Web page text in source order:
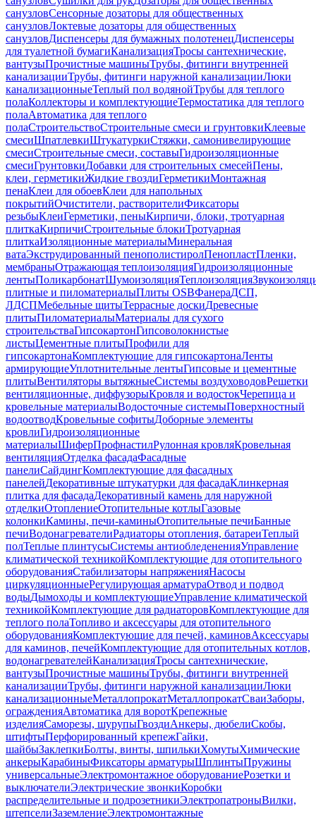
санузловСенсорные дозаторы для общественных
санузловЛоктевые дозаторы для общественных
санузловДиспенсеры для бумажных полотенецДиспенсеры
для туалетной бумагиКанализацияТросы сантехнические,
вантузыПрочистные машиныТрубы, фитинги внутренней
канализацииТрубы, фитинги наружной канализацииЛюки
канализационныеТеплый пол водянойТрубы для теплого
полаКоллекторы и комплектующиеТермостатика для теплого
полаАвтоматика для теплого
полаСтроительствоСтроительные смеси и грунтовкиКлеевые
смесиШпатлевкиШтукатуркиСтяжки, самонивелирующие
смесиСтроительные смеси, составыГидроизоляционные
смесиГрунтовкиДобавки для строительных смесейПены,
клеи, герметикиЖидкие гвоздиГерметикиМонтажная
пенаКлеи для обоевКлеи для напольных
покрытийОчистители, растворителиФиксаторы
резьбыКлеиГерметики, пеныКирпичи, блоки, тротуарная
плиткаКирпичиСтроительные блокиТротуарная
плиткаИзоляционные материалыМинеральная
ватаЭкструдированный пенополистиролПенопластПленки,
мембраныОтражающая теплоизоляцияГидроизоляционные
лентыПоликарбонатШумоизоляцияТеплоизоляция
плитные и пиломатериалыПлиты OSBФанераДСП,
ЛДСПМебельные щитыТеррасные доскиДревесные
плитыПиломатериалыМатериалы для сухого
строительстваГипсокартонГипсоволокнистые
листыЦементные плитыПрофили для
гипсокартонаКомплектующие для гипсокартонаЛенты
армирующиеУплотнительные лентыГипсовые и цементные
плитыВентиляторы вытяжныеСистемы воздуховодовРешетки
вентиляционные, диффузорыКровля и водостокЧерепица и
кровельные материалыВодосточные системыПоверхностный
водоотводКровельные софитыДоборные элементы
кровлиГидроизоляционные
материалыШиферПрофнастилРулонная кровляКровельная
вентиляцияОтделка фасадаФасадные
панелиСайдингКомплектующие для фасадных
панелейДекоративные штукатурки для фасадаКлинкерная
плитка для фасадаДекоративный камень для наружной
отделкиОтоплениеОтопительные котлыГазовые
колонкиКамины, печи-каминыОтопительные печиБанные
печиВодонагревателиРадиаторы отопления, батареиТеплый
полТеплые плинтусыСистемы антиобледененияУправление
климатической техникойКомплектующие для отопительного
оборудованияСтабилизаторы напряженияНасосы
циркуляционныеРегулирующая арматураОтвод и подвод
водыДымоходы и комплектующиеУправление климатической
техникойКомплектующие для радиаторовКомплектующие для
теплого полаТопливо и аксессуары для отопительного
оборудованияКомплектующие для печей, каминовАксессуары
для каминов, печейКомплектующие для отопительных котлов,
водонагревателейКанализацияТросы сантехнические,
вантузыПрочистные машиныТрубы, фитинги внутренней
канализацииТрубы, фитинги наружной канализацииЛюки
канализационныеМеталлопрокатМеталлопрокатСваиЗаборы,
огражденияАвтоматика для воротКрепежные
изделияСаморезы, шурупыГвоздиАнкеры, дюбелиСкобы,
штифтыПерфорированный крепежГайки,
шайбыЗаклепкиБолты, винты, шпилькиХомутыХимические
анкерыКарабиныФиксаторы арматурыШплинтыПружины
универсальныеЭлектромонтажное оборудованиеРозетки и
выключателиЭлектрические звонкиКоробки
распределительные и подрозетникиЭлектропатроныВилки,
штепселиЗаземлениеЭлектромонтажные